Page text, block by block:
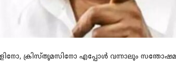
ക്രിസ്തുമസിനോ എപ്പോൾ വന്നാലും